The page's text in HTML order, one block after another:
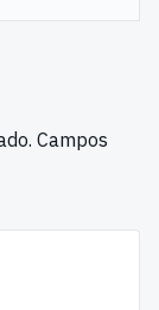
Campos